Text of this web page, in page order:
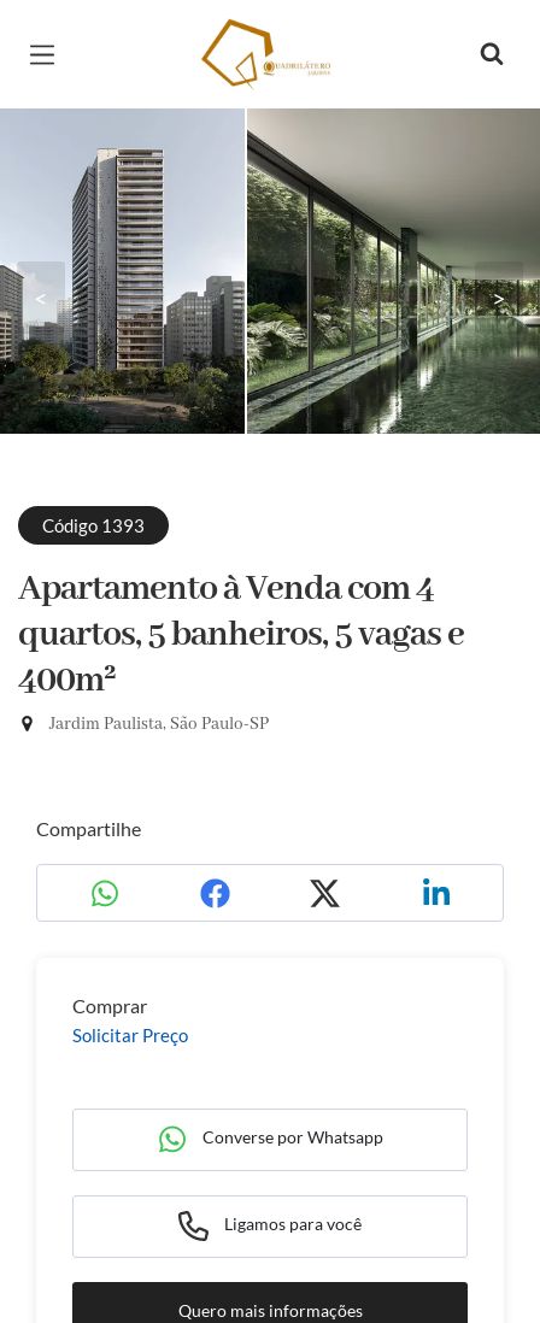
Página inicial
< >
Código 1393
Apartamento à Venda com 4
quartos, 5 banheiros, 5 vagas e
400m²
Jardim Paulista, São Paulo-SP
Compartilhe
Comprar
Solicitar Preço
Converse por Whatsapp
Ligamos para você
Quero mais informações